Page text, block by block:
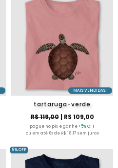
MAIS VENDIDAS!
tartaruga-verde
R$ 119,00| R$ 109,00
pague no pix e ganhe+5% OFF
ou em até 6x de R$ 18,17 sem juros
8% OFF